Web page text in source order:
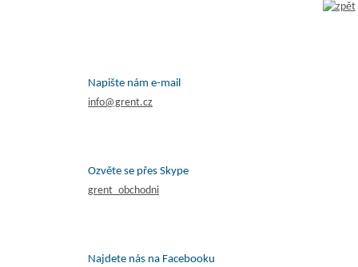
Napište nám e-mail
info@grent.cz
Ozvěte se přes Skype
grent_obchodni
Najdete nás na Facebooku